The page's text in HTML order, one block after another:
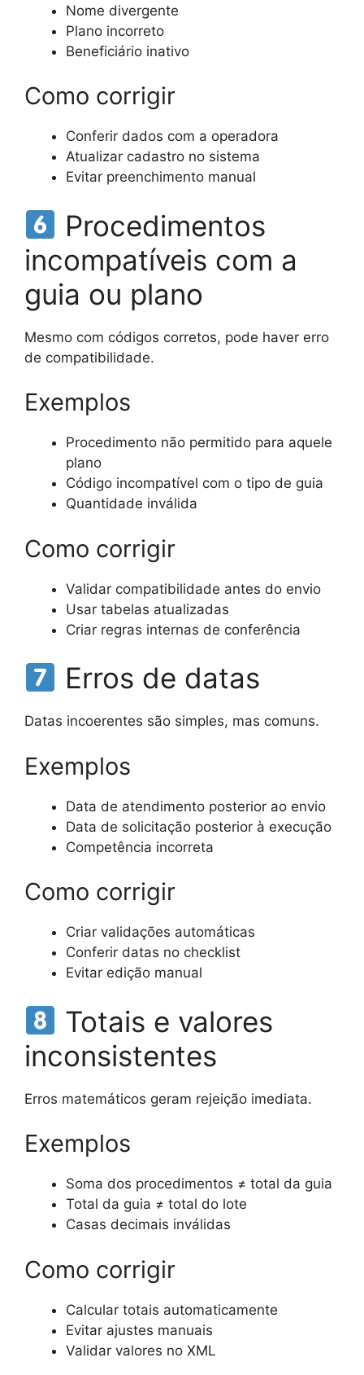
Nome divergente
Plano incorreto
Beneficiário inativo
Como corrigir
Conferir dados com a operadora
Atualizar cadastro no sistema
Evitar preenchimento manual
Procedimentos
incompatíveis com a
guia ou plano
Mesmo com códigos corretos, pode haver erro
de compatibilidade.
Exemplos
Procedimento não permitido para aquele
plano
Código incompatível com o tipo de guia
Quantidade inválida
Como corrigir
Validar compatibilidade antes do envio
Usar tabelas atualizadas
Criar regras internas de conferência
Erros de datas
Datas incoerentes são simples, mas comuns.
Exemplos
Data de atendimento posterior ao envio
Data de solicitação posterior à execução
Competência incorreta
Como corrigir
Criar validações automáticas
Conferir datas no checklist
Evitar edição manual
Totais e valores
inconsistentes
Erros matemáticos geram rejeição imediata.
Exemplos
Soma dos procedimentos ≠ total da guia
Total da guia ≠ total do lote
Casas decimais inválidas
Como corrigir
Calcular totais automaticamente
Evitar ajustes manuais
Validar valores no XML